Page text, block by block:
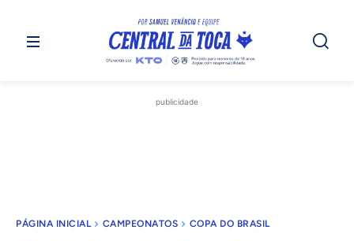
publicidade
PÁGINA INICIAL CAMPEONATOS COPA DO BRASIL